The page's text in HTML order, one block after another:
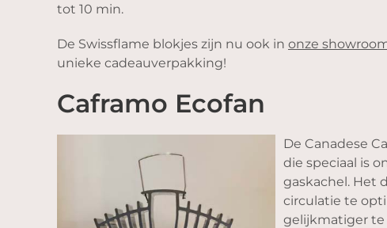
tot 10 min.
De Swissflame blokjes zijn nu ook in onze
unieke cadeauverpakking!
Caframo Ecofan
De Canadese
die speciaal is
gaskachel. Het
circulatie te
gelijkmatiger